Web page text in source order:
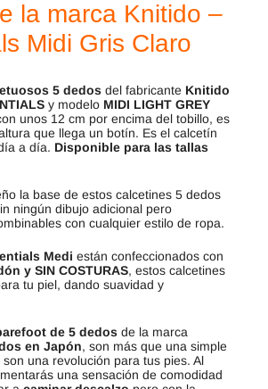
la marca Knitido –
Midi Gris Claro
5 dedos del fabricante Knitido
y modelo MIDI LIGHT GREY
unos 12 cm por encima del tobillo, es
que llega un botín. Es el calcetín
a día. Disponible para las tallas
la base de estos calcetines 5 dedos
ningún dibujo adicional pero
con cualquier estilo de ropa.
Medi están confeccionados con
y SIN COSTURAS, estos calcetines
tu piel, dando suavidad y
de 5 dedos de la marca
en Japón, son más que una simple
una revolución para tus pies. Al
una sensación de comodidad